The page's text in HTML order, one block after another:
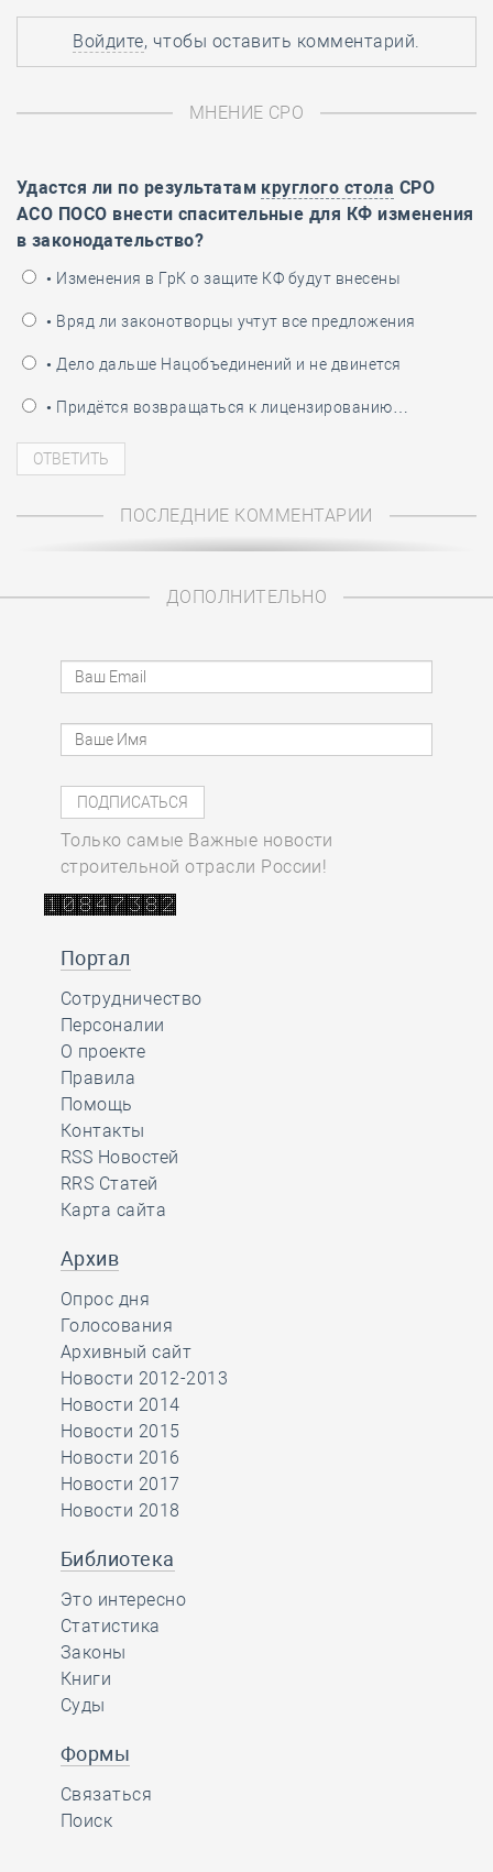
Войдите, чтобы оставить комментарий.
МНЕНИЕ СРО
Удастся ли по результатам круглого стола СРО
АСО ПОСО внести спасительные для КФ изменения
в законодательство?
• Изменения в ГрК о защите КФ будут внесены
• Вряд ли законотворцы учтут все предложения
• Дело дальше Нацобъединений и не двинется
• Придётся возвращаться к лицензированию…
ПОСЛЕДНИЕ КОММЕНТАРИИ
ДОПОЛНИТЕЛЬНО
Только самые Важные новости
строительной отрасли России!
Портал
Сотрудничество
Персоналии
О проекте
Правила
Помощь
Контакты
RSS Новостей
RRS Статей
Карта сайта
Архив
Опрос дня
Голосования
Архивный сайт
Новости 2012-2013
Новости 2014
Новости 2015
Новости 2016
Новости 2017
Новости 2018
Библиотека
Это интересно
Статистика
Законы
Книги
Суды
Формы
Связаться
Поиск